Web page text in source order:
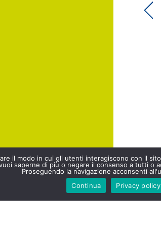
il modo in cui gli utenti interagiscono con il
saperne di più o negare il consenso a tutti o
Proseguendo la navigazione acconsenti
Continua
Privacy policy